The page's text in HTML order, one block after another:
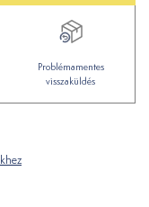
Problémamentes
visszaküldés